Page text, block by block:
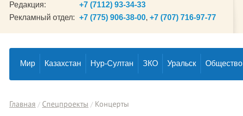
Редакция:
+7 (7112) 93-34-33
Рекламный отдел: +7 (775) 906-38-00, +7 (707) 716-97-77
Мир Казахстан Нур-Султан ЗКО Уральск Общество
Главная Спецпроекты Концерты